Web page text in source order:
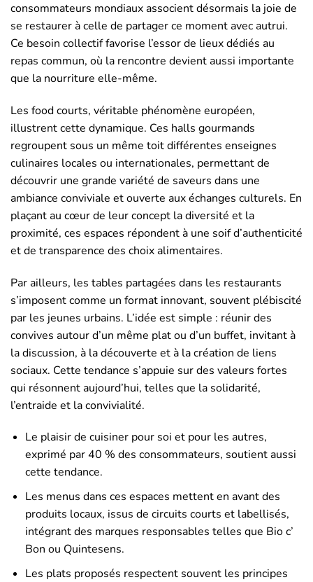
consommateurs mondiaux associent désormais la joie de
se restaurer à celle de partager ce moment avec autrui.
Ce besoin collectif favorise l’essor de lieux dédiés au
repas commun, où la rencontre devient aussi importante
que la nourriture elle-même.
Les food courts, véritable phénomène européen,
illustrent cette dynamique. Ces halls gourmands
regroupent sous un même toit différentes enseignes
culinaires locales ou internationales, permettant de
découvrir une grande variété de saveurs dans une
ambiance conviviale et ouverte aux échanges culturels. En
plaçant au cœur de leur concept la diversité et la
proximité, ces espaces répondent à une soif d’authenticité
et de transparence des choix alimentaires.
Par ailleurs, les tables partagées dans les restaurants
s’imposent comme un format innovant, souvent plébiscité
par les jeunes urbains. L’idée est simple : réunir des
convives autour d’un même plat ou d’un buffet, invitant à
la discussion, à la découverte et à la création de liens
sociaux. Cette tendance s’appuie sur des valeurs fortes
qui résonnent aujourd’hui, telles que la solidarité,
l’entraide et la convivialité.
Le plaisir de cuisiner pour soi et pour les autres,
exprimé par 40 % des consommateurs, soutient aussi
cette tendance.
Les menus dans ces espaces mettent en avant des
produits locaux, issus de circuits courts et labellisés,
intégrant des marques responsables telles que Bio c’
Bon ou Quintesens.
Les plats proposés respectent souvent les principes